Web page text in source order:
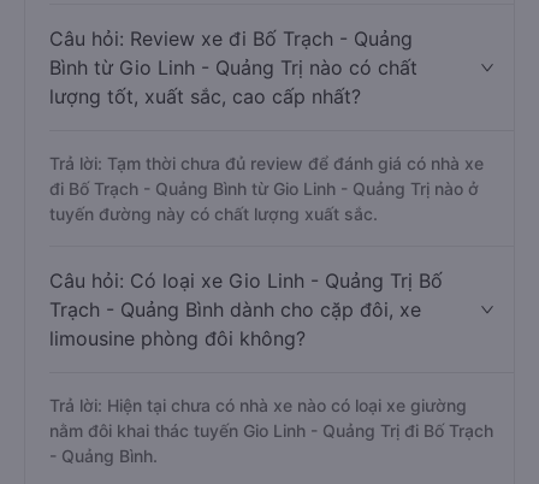
Câu hỏi: Review xe đi Bố Trạch - Quảng
Bình từ Gio Linh - Quảng Trị nào có chất
lượng tốt, xuất sắc, cao cấp nhất?
Trả lời: Tạm thời chưa đủ review để đánh giá có nhà xe
đi Bố Trạch - Quảng Bình từ Gio Linh - Quảng Trị nào ở
tuyến đường này có chất lượng xuất sắc.
Câu hỏi: Có loại xe Gio Linh - Quảng Trị Bố
Trạch - Quảng Bình dành cho cặp đôi, xe
limousine phòng đôi không?
Trả lời: Hiện tại chưa có nhà xe nào có loại xe giường
nằm đôi khai thác tuyến Gio Linh - Quảng Trị đi Bố Trạch
- Quảng Bình.